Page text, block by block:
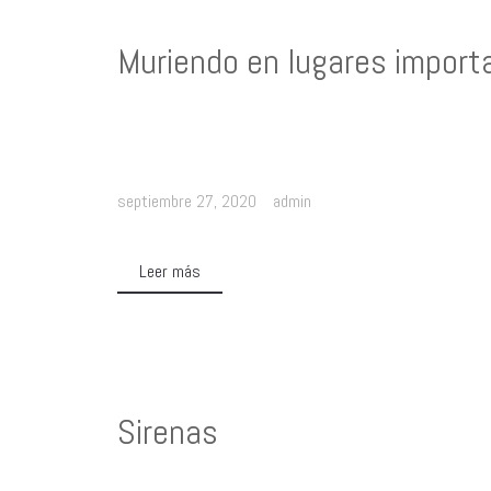
Muriendo en lugares
septiembre 27, 2020 admin
Leer más
Sirenas